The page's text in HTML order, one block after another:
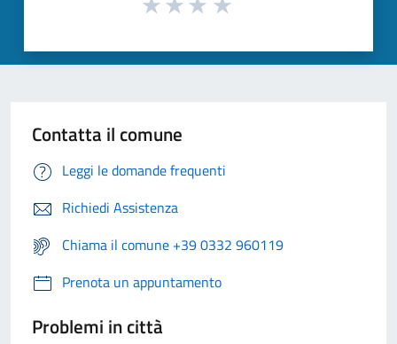
Contatta il comune
Leggi le domande frequenti
Richiedi Assistenza
Chiama il comune +39 0332 960119
Prenota un appuntamento
Problemi in città